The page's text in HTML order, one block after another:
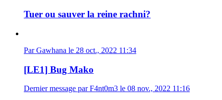
Tuer ou sauver la reine rachni?
Par Gawhana le 28 oct., 2022 11:34
[LE1] Bug Mako
Dernier message par F4nt0m3 le 08 nov., 2022 11:16